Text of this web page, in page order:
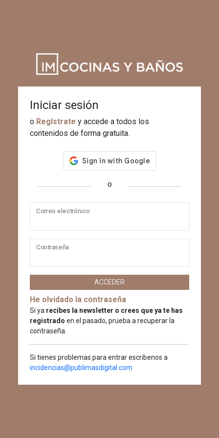
Iniciar sesión
o Regístrate y accede a todos los
contenidos de forma gratuita.
o
Correo electrónico
Contraseña
ACCEDER
He olvidado la contraseña
Si ya recibes la newsletter o crees que ya te has
registrado en el pasado, prueba a recuperar la
contraseña.
Si tienes problemas para entrar escribenos a
incidencias@publimasdigital.com